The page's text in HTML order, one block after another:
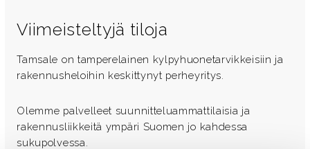
Viimeisteltyjä tiloja
Tamsale on tamperelainen kylpyhuonetarvikkeisiin ja
rakennusheloihin keskittynyt perheyritys.
Olemme palvelleet suunnitteluammattilaisia ja
rakennusliikkeitä ympäri Suomen jo kahdessa
sukupolvessa.